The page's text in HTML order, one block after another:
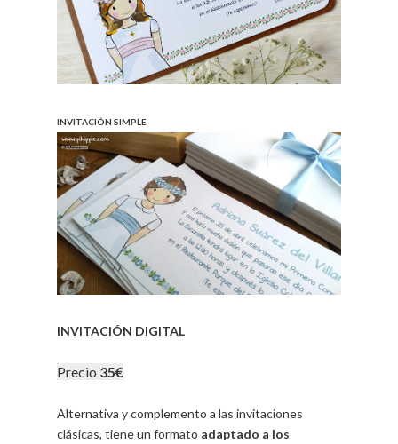
INVITACIÓN SIMPLE
INVITACIÓN DIGITAL
Precio 35€
Alternativa y complemento a las invitaciones
clásicas, tiene un formato adaptado a los